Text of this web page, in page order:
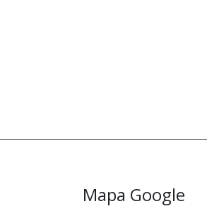
Mapa Google